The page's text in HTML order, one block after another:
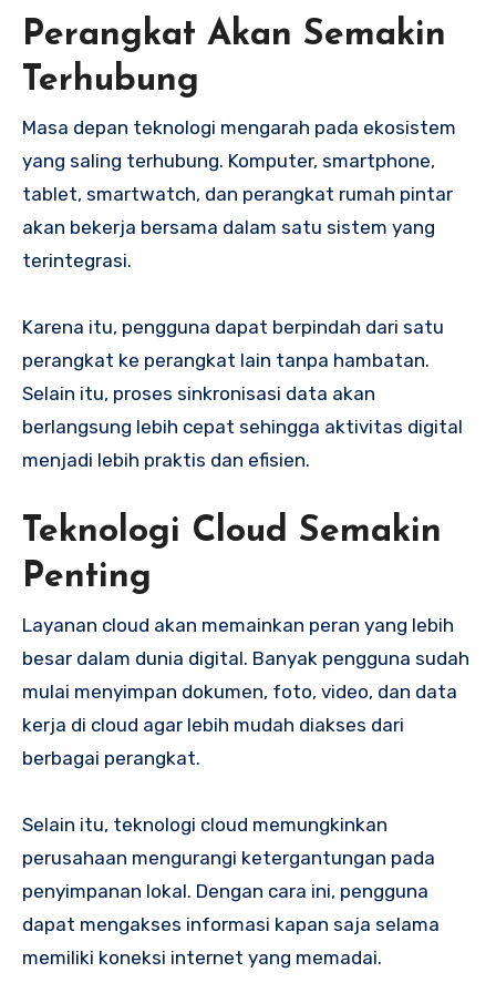
Perangkat Akan Semakin
Terhubung
Masa depan teknologi mengarah pada ekosistem
yang saling terhubung. Komputer, smartphone,
tablet, smartwatch, dan perangkat rumah pintar
akan bekerja bersama dalam satu sistem yang
terintegrasi.
Karena itu, pengguna dapat berpindah dari satu
perangkat ke perangkat lain tanpa hambatan.
Selain itu, proses sinkronisasi data akan
berlangsung lebih cepat sehingga aktivitas digital
menjadi lebih praktis dan efisien.
Teknologi Cloud Semakin
Penting
Layanan cloud akan memainkan peran yang lebih
besar dalam dunia digital. Banyak pengguna sudah
mulai menyimpan dokumen, foto, video, dan data
kerja di cloud agar lebih mudah diakses dari
berbagai perangkat.
Selain itu, teknologi cloud memungkinkan
perusahaan mengurangi ketergantungan pada
penyimpanan lokal. Dengan cara ini, pengguna
dapat mengakses informasi kapan saja selama
memiliki koneksi internet yang memadai.